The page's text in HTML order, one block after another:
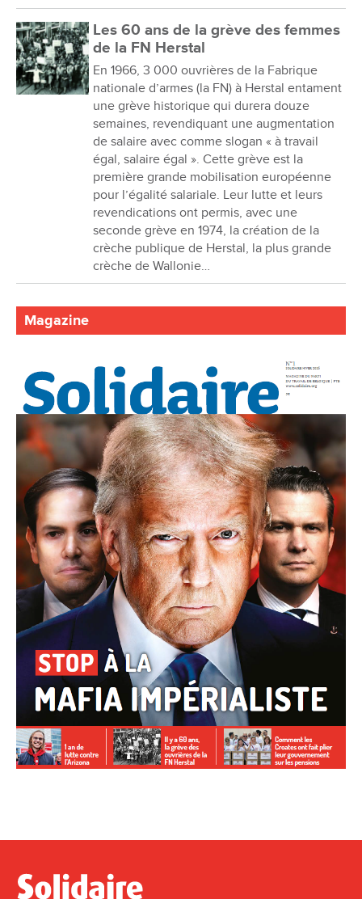
Les 60 ans de la grève des femmes
de la FN Herstal
En 1966, 3 000 ouvrières de la Fabrique
nationale d’armes (la FN) à Herstal entament
une grève historique qui durera douze
semaines, revendiquant une augmentation
de salaire avec comme slogan « à travail
égal, salaire égal ». Cette grève est la
première grande mobilisation européenne
pour l’égalité salariale. Leur lutte et leurs
revendications ont permis, avec une
seconde grève en 1974, la création de la
crèche publique de Herstal, la plus grande
crèche de Wallonie…
Magazine